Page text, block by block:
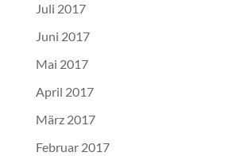
Juli 2017
Juni 2017
Mai 2017
April 2017
März 2017
Februar 2017